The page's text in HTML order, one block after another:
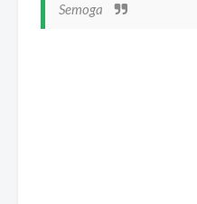
Semoga